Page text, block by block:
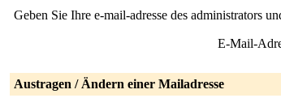
Geben Sie Ihre e-mail-adresse des administrators
E-Mail-
Austragen / Ändern einer Mailadresse